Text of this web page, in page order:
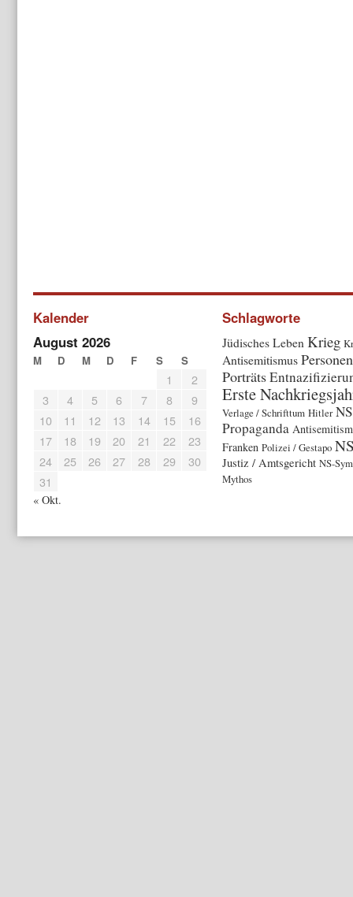
Kalender
August 2026
M D M D F S S
1
2
3
4 5 6 7 8
9
10
11 12 13 14 15
16
17
18 19 20 21 22
23
24
25 26 27 28 29
30
31
« Okt.
Schlagworte
Jüdisches Leben Krieg
Antisemitismus
Porträts
Erste
Verlage / Schrifttum Hitler
Propaganda
Franken Polizei / Gestapo
Justiz / Amtsgericht NS-
Mythos